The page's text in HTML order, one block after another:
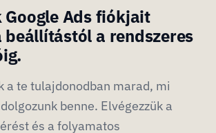
Google Ads fiókjait
beállítástól a rendszeres
a te tulajdonodban marad, mi
benne. Elvégezzük a
és a folyamatos